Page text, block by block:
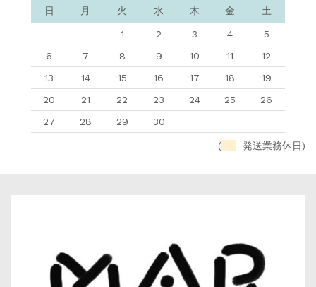
日 月 火 水 木 金 土
1 2 3 4
5
6
7 8 9 10 11
12
13
14 15 16 17 18
19
20
21 22 23 24 25
26
27
28 29 30
( 発送業務休日)